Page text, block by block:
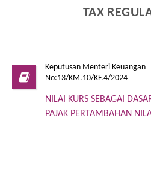
TAX
Keputusan Menteri Keuangan
No:13/KM.10/KF.4/2024
NILAI KURS SEBAGAI
PAJAK PERTAMBAHAN